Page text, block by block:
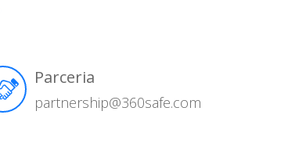
Parceria
partnership@360safe.com